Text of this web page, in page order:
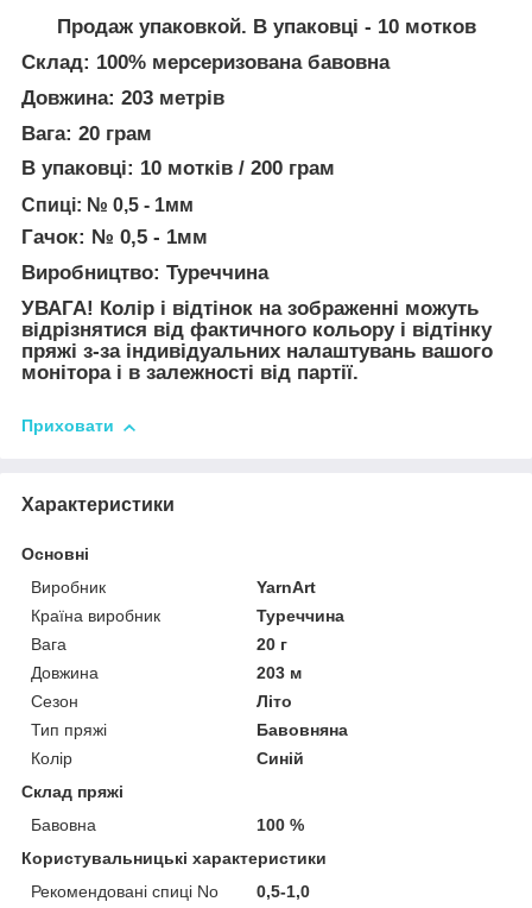
Продаж упаковкой. В упаковці - 10 мотков
Склад: 100% мерсеризована бавовна
Довжина: 203 метрів
Вага: 20 грам
В упаковці: 10 мотків / 200 грам
Спиці: № 0,5 - 1мм
Гачок: № 0,5 - 1мм
Виробництво: Туреччина
УВАГА! Колір і відтінок на зображенні можуть
відрізнятися від фактичного кольору і відтінку
пряжі з-за індивідуальних налаштувань вашого
монітора і в залежності від партії.
Приховати
Характеристики
Основні
Виробник
YarnArt
Країна виробник
Туреччина
Вага
20 г
Довжина
203 м
Сезон
Літо
Тип пряжі
Бавовняна
Колір
Синій
Склад пряжі
Бавовна
100 %
Користувальницькі характеристики
Рекомендовані спиці No
0,5-1,0